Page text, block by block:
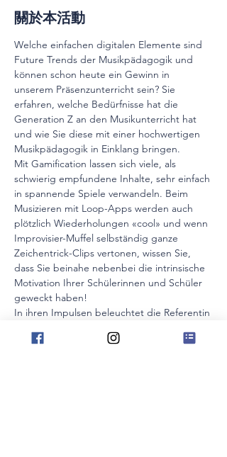
關於本活動
Welche einfachen digitalen Elemente sind
Future Trends der Musikpädagogik und
können schon heute ein Gewinn in
unserem Präsenzunterricht sein? Sie
erfahren, welche Bedürfnisse hat die
Generation Z an den Musikunterricht hat
und wie Sie diese mit einer hochwertigen
Musikpädagogik in Einklang bringen.
Mit Gamification lassen sich viele, als
schwierig empfundene Inhalte, sehr einfach
in spannende Spiele verwandeln. Beim
Musizieren mit Loop-Apps werden auch
plötzlich Wiederholungen «cool» und wenn
Improvisier-Muffel selbständig ganze
Zeichentrick-Clips vertonen, wissen Sie,
dass Sie beinahe nebenbei die intrinsische
Motivation Ihrer Schülerinnen und Schüler
geweckt haben!
In ihren Impulsen beleuchtet die Referentin
Lernwegen mit digitaler Lernplattform und